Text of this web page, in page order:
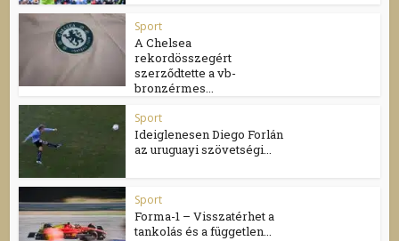
Sport
A Chelsea
rekordösszegért
szerződtette a vb-
bronzérmes...
Sport
Ideiglenesen Diego Forlán
az uruguayi szövetségi...
Sport
Forma-1 – Visszatérhet a
tankolás és a független...